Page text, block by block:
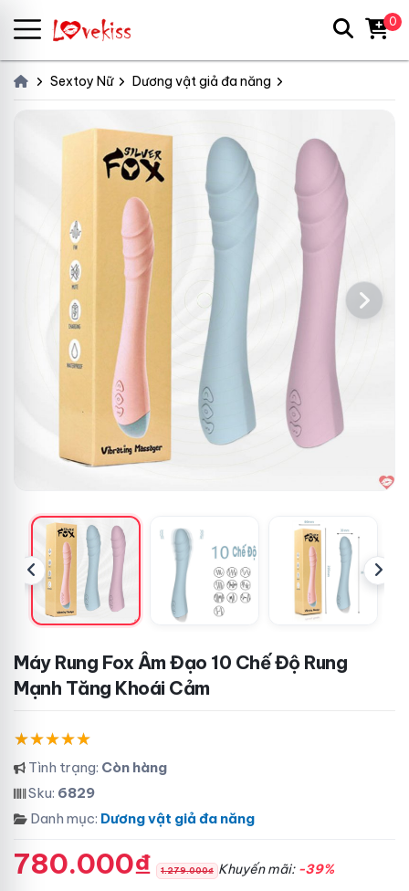
Sextoy Nữ Dương vật giả đa năng
Máy Rung Fox Âm Đạo 10 Chế Độ Rung
Mạnh Tăng Khoái Cảm
Tình trạng: Còn hàng
Sku: 6829
Danh mục: Dương vật giả đa năng
780.000₫ 1.279.000₫ Khuyến mãi: -39%
0